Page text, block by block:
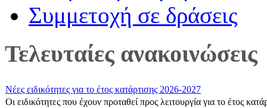
Συμμετοχή σε δράσεις
Τελευταίες ανακοινώσεις
Νέες ειδικότητες για το έτος κατάρτισης 2026-2027
Οι ειδικότητες που έχουν προταθεί προς λειτουργία για το έτος